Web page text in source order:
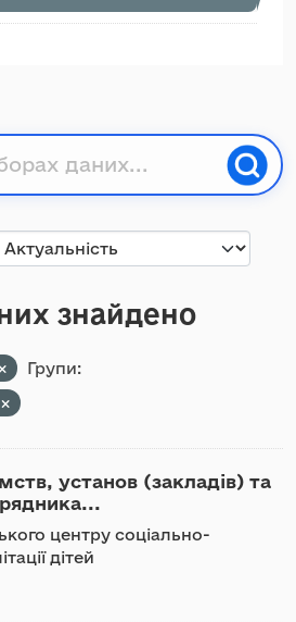
знайдено
Групи:
установ (закладів) та
центру соціально-
дітей